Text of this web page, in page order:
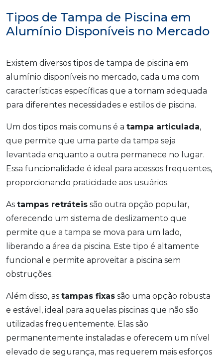
Tipos de Tampa de Piscina em
Alumínio Disponíveis no Mercado
Existem diversos tipos de tampa de piscina em
alumínio disponíveis no mercado, cada uma com
características específicas que a tornam adequada
para diferentes necessidades e estilos de piscina.
Um dos tipos mais comuns é a tampa articulada,
que permite que uma parte da tampa seja
levantada enquanto a outra permanece no lugar.
Essa funcionalidade é ideal para acessos frequentes,
proporcionando praticidade aos usuários.
As tampas retráteis são outra opção popular,
oferecendo um sistema de deslizamento que
permite que a tampa se mova para um lado,
liberando a área da piscina. Este tipo é altamente
funcional e permite aproveitar a piscina sem
obstruções.
Além disso, as tampas fixas são uma opção robusta
e estável, ideal para aquelas piscinas que não são
utilizadas frequentemente. Elas são
permanentemente instaladas e oferecem um nível
elevado de segurança, mas requerem mais esforços